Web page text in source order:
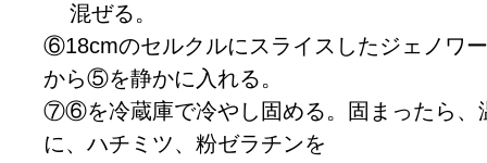
混ぜる。
⑥18cmのセルクルにスライスしたジェノワ
から⑤を静かに入れる。
⑦⑥を冷蔵庫で冷やし固める。固まったら、
に、ハチミツ、粉ゼラチンを